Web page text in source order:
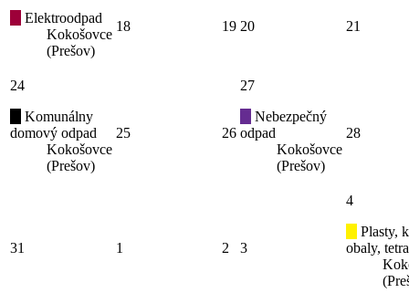
Elektroodpad
Kokošovce
(Prešov)
18 19 20 21
24
Komunálny
domový odpad
Kokošovce
(Prešov)
25 26
27
Nebezpečný
odpad
Kokošovce
(Prešov)
28
31 1 2 3
4
Plasty,
obaly,